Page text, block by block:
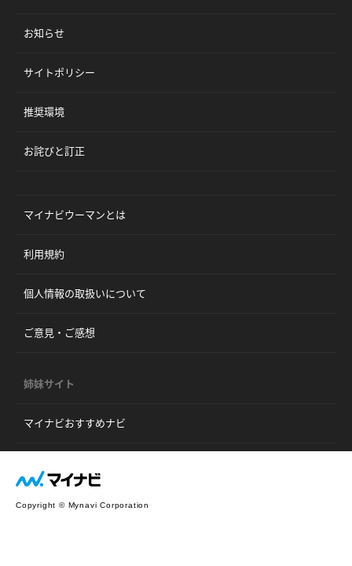
お知らせ
サイトポリシー
推奨環境
お詫びと訂正
マイナビウーマンとは
利用規約
個人情報の取扱いについて
ご意見・ご感想
姉妹サイト
マイナビおすすめナビ
Copyright © Mynavi Corporation